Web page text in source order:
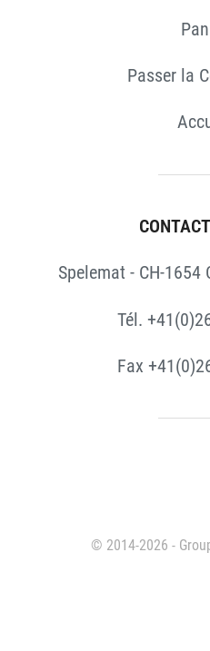
Passer la
Spelemat - CH-1654
Tél.
Fax
© 2014-2026 -